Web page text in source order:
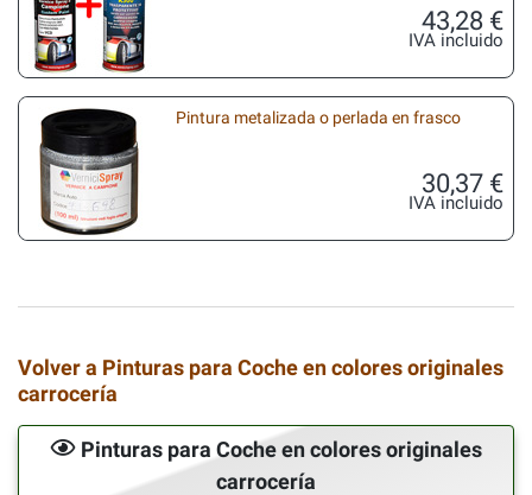
43,28 €
IVA incluido
Pintura metalizada o perlada en frasco
30,37 €
IVA incluido
Volver a Pinturas para Coche en colores originales
carrocería
Pinturas para Coche en colores originales
carrocería